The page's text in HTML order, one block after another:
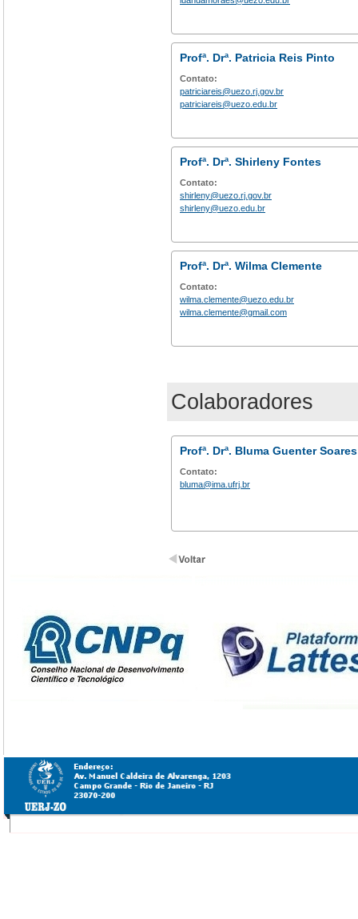
Profª. Drª. Patricia Reis Pinto
Contato:
patriciareis@uezo.rj.gov.br
patriciareis@uezo.edu.br
Profª. Drª. Shirleny Fontes
Contato:
shirleny@uezo.rj.gov.br
shirleny@uezo.edu.br
Profª. Drª. Wilma Clemente
Contato:
wilma.clemente@uezo.edu.br
wilma.clemente@gmail.com
Colaboradores
Profª. Drª. Bluma Guenter Soares
Contato:
bluma@ima.ufrj.br